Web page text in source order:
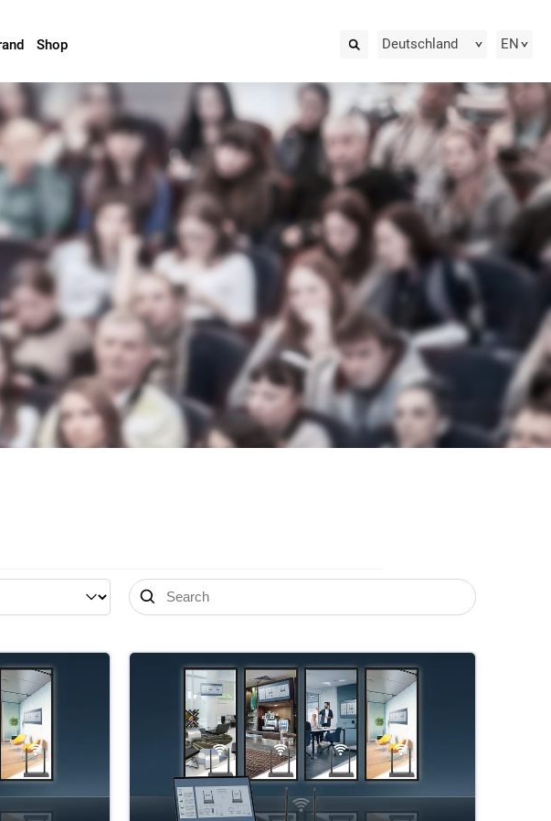
Deutschland EN
Shop